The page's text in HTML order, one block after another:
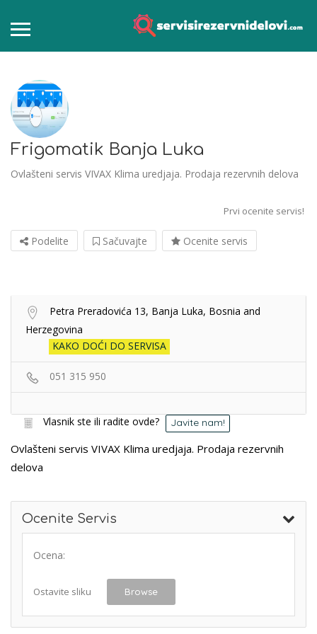
Frigomatik Banja Luka
Ovlašteni servis VIVAX Klima uredjaja. Prodaja rezervnih delova
Prvi ocenite servis!
Podelite Sačuvajte Ocenite servis
Petra Preradovića 13, Banja Luka, Bosnia and
Herzegovina
KAKO DOĆI DO SERVISA
051 315 950
Vlasnik ste ili radite ovde? Javite nam!
Ovlašteni servis VIVAX Klima uredjaja. Prodaja rezervnih
delova
Ocenite Servis
Ocena:
Ostavite sliku Browse